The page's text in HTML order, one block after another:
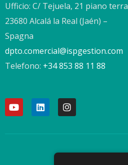
Ufficio: C/ Tejuela, 21 piano terra
23680 Alcalá la Real (Jaén) –
Spagna
dpto.comercial@ispgestion.com
Telefono: +34 853 88 11 88